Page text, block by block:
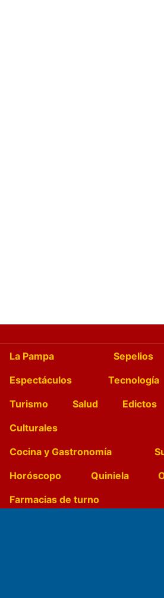
La Pampa Sepelios
Espectáculos
Tecnología
Turismo
Salud Edictos
Culturales
Cocina y Gastronomía
Horóscopo
Quiniela
Farmacias de turno